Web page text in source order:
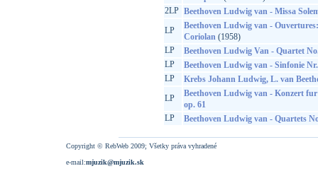
2LP Beethoven Ludwig van - Missa
LP
Beethoven Ludwig van -
Coriolan(1958)
LP
Beethoven Ludwig Van - Quartet
LP
Beethoven Ludwig van - Sinfonie
LP
Krebs Johann Ludwig, L. van
LP
Beethoven Ludwig van - Konzert
op. 61
LP
Beethoven Ludwig van - Quartets
Copyright © RebWeb 2009; Všetky práva vyhradené
e-mail:mjuzik@mjuzik.sk